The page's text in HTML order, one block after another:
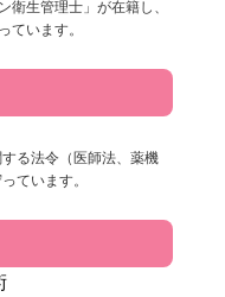
衛生管理士」が在籍し、
ています。
る法令（医師法、薬機
ています。